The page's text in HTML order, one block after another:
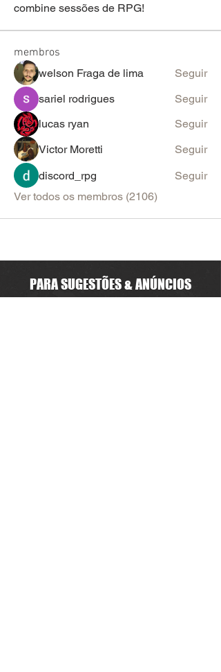
combine sessões de RPG!
membros
welson Fraga de lima
Seguir
sariel rodrigues
Seguir
lucas ryan
Seguir
Victor Moretti
Seguir
discord_rpg
Seguir
Ver todos os membros (2106)
PARA SUGESTÕES & ANÚNCIOS